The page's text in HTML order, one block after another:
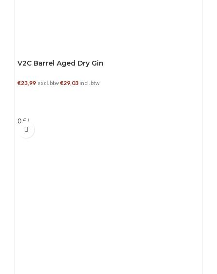
V2C Barrel Aged Dry Gin
€23,99 excl. btw€29,03 incl. btw
0.5 L